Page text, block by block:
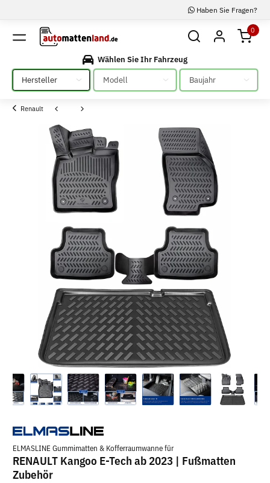
Haben Sie Fragen?
0
Wählen Sie Ihr Fahrzeug
Bitte auswählen
Bitte auswählen Bitte auswählen
Renault
ELMASLINE Gummimatten & Kofferraumwanne für
RENAULT Kangoo E-Tech ab 2023 | Fußmatten
Zubehör